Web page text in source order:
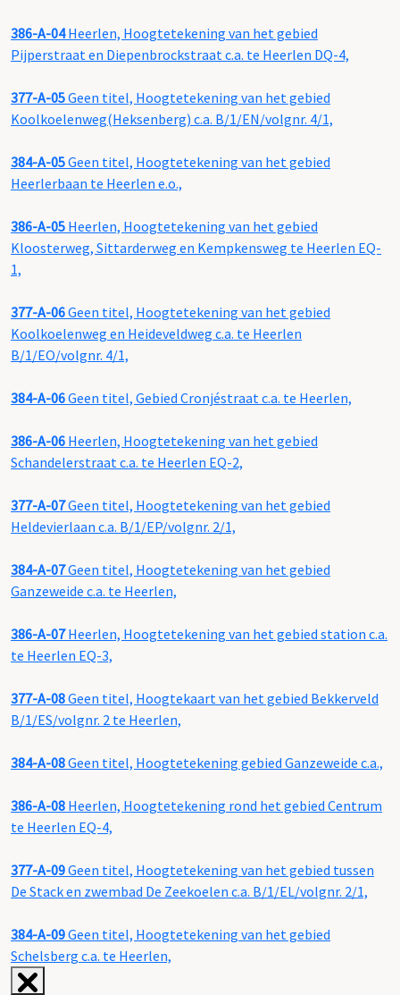
386-A-04Heerlen, Hoogtetekening van het gebied
Pijperstraat en Diepenbrockstraat c.a. te Heerlen DQ-4,
377-A-05Geen titel, Hoogtetekening van het gebied
Koolkoelenweg(Heksenberg) c.a. B/1/EN/volgnr. 4/1,
384-A-05Geen titel, Hoogtetekening van het gebied
Heerlerbaan te Heerlen e.o.,
386-A-05 Heerlen, Hoogtetekening van het gebied
Kloosterweg, Sittarderweg en Kempkensweg te Heerlen EQ-
1,
377-A-06Geen titel, Hoogtetekening van het gebied
Koolkoelenweg en Heideveldweg c.a. te Heerlen
B/1/EO/volgnr. 4/1,
384-A-06Geen titel, Gebied Cronjéstraat c.a. te Heerlen,
386-A-06 Heerlen, Hoogtetekening van het gebied
Schandelerstraat c.a. te Heerlen EQ-2,
377-A-07Geen titel, Hoogtetekening van het gebied
Heldevierlaan c.a. B/1/EP/volgnr. 2/1,
384-A-07Geen titel, Hoogtetekening van het gebied
Ganzeweide c.a. te Heerlen,
386-A-07Heerlen, Hoogtetekening van het gebied station c.a.
te Heerlen EQ-3,
377-A-08Geen titel, Hoogtekaart van het gebied Bekkerveld
B/1/ES/volgnr. 2 te Heerlen,
384-A-08Geen titel, Hoogtetekening gebied Ganzeweide c.a.,
386-A-08 Heerlen, Hoogtetekening rond het gebied Centrum
te Heerlen EQ-4,
377-A-09Geen titel, Hoogtetekening van het gebied tussen
De Stack en zwembad De Zeekoelen c.a. B/1/EL/volgnr. 2/1,
384-A-09Geen titel, Hoogtetekening van het gebied
Schelsberg c.a. te Heerlen,